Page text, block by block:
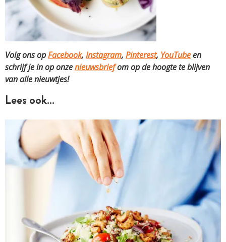
Volg ons opFacebook, Instagram, Pinterest, YouTubeen
schrijf je in op onzenieuwsbriefom op de hoogte te blijven
van alle nieuwtjes!
Lees ook…